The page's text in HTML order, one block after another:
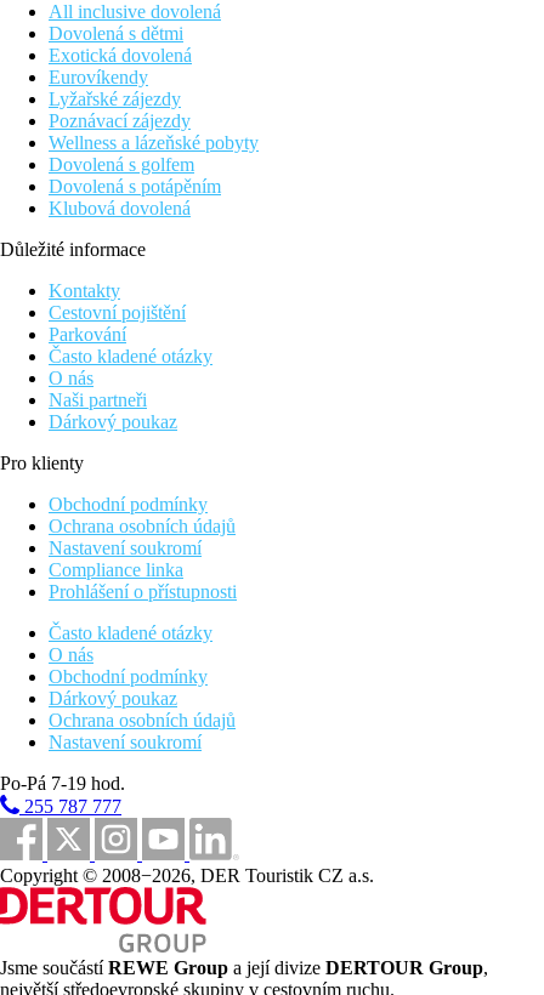
All inclusive dovolená
Dovolená s dětmi
Exotická dovolená
Eurovíkendy
Lyžařské zájezdy
Poznávací zájezdy
Wellness a lázeňské pobyty
Dovolená s golfem
Dovolená s potápěním
Klubová dovolená
Důležité informace
Kontakty
Cestovní pojištění
Parkování
Často kladené otázky
O nás
Naši partneři
Dárkový poukaz
Pro klienty
Obchodní podmínky
Ochrana osobních údajů
Nastavení soukromí
Compliance linka
Prohlášení o přístupnosti
Často kladené otázky
O nás
Obchodní podmínky
Dárkový poukaz
Ochrana osobních údajů
Nastavení soukromí
Po-Pá 7-19 hod.
255 787 777
Copyright © 2008−2026, DER Touristik CZ a.s.
Jsme součástíREWE Group a její divize DERTOUR Group,
největší středoevropské skupiny v cestovním ruchu.